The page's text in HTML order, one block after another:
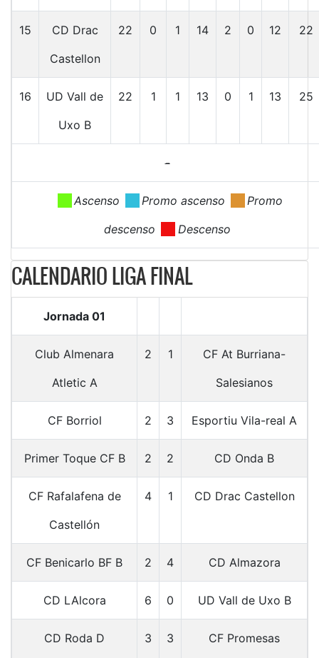
-
Ascenso Promo ascenso
Promo
descenso
Descenso
15
CD Drac
Castellon
22 0 1 14 2 0 12 22
16
UD Vall de
Uxo B
22 1 1 13 0 1 13 25
CALENDARIO LIGA FINAL
Jornada 01
Club Almenara
Atletic A
2 1
CF At Burriana-
Salesianos
CF Borriol 2 3 Esportiu Vila-real A
Primer Toque CF B 2 2 CD Onda B
CF Rafalafena de
Castellón
4 1 CD Drac Castellon
CF Benicarlo BF B 2 4 CD Almazora
CD LAlcora 6 0 UD Vall de Uxo B
CD Roda D 3 3
CF Promesas